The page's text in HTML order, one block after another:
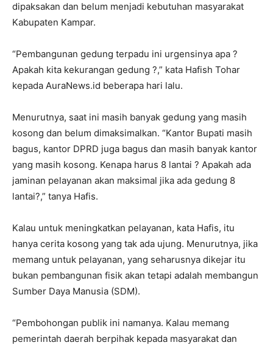
dipaksakan dan belum menjadi kebutuhan masyarakat
Kabupaten Kampar.
“Pembangunan gedung terpadu ini urgensinya apa ?
Apakah kita kekurangan gedung ?,” kata Hafish Tohar
kepada AuraNews.id beberapa hari lalu.
Menurutnya, saat ini masih banyak gedung yang masih
kosong dan belum dimaksimalkan. “Kantor Bupati masih
bagus, kantor DPRD juga bagus dan masih banyak kantor
yang masih kosong. Kenapa harus 8 lantai ? Apakah ada
jaminan pelayanan akan maksimal jika ada gedung 8
lantai?,” tanya Hafis.
Kalau untuk meningkatkan pelayanan, kata Hafis, itu
hanya cerita kosong yang tak ada ujung. Menurutnya, jika
memang untuk pelayanan, yang seharusnya dikejar itu
bukan pembangunan fisik akan tetapi adalah membangun
Sumber Daya Manusia (SDM).
“Pembohongan publik ini namanya. Kalau memang
pemerintah daerah berpihak kepada masyarakat dan